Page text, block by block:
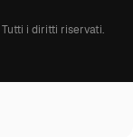
Tutti i diritti riservati.